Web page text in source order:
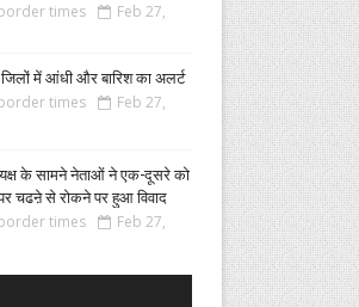
times
Feb 27,
में आंधी और बारिश का अलर्ट
times
Feb 27,
के सामने नेताओं ने एक-दूसरे को
चढऩे से रोकने पर हुआ विवाद
times
Feb 27,